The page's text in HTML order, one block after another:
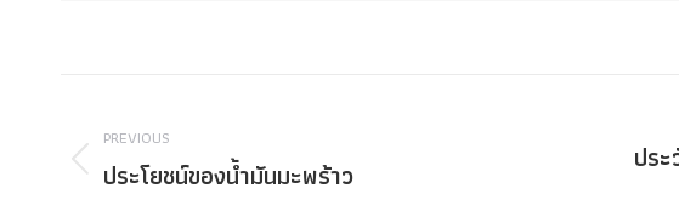
navigation
PREVIOUS
Previous
ประโยชน์ของน้ำมันมะพร้าว
Next
ปร